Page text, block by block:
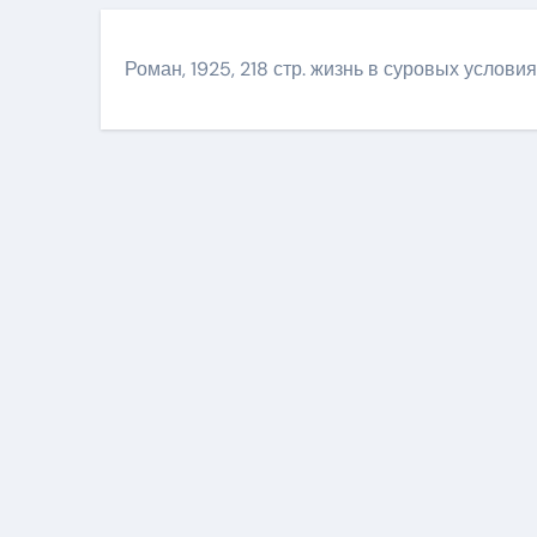
Роман, 1925, 218 стр. жизнь в суровых